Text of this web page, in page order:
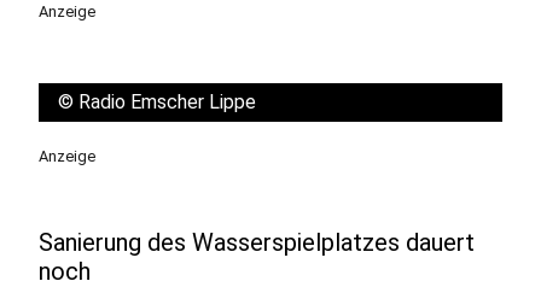
Anzeige
© Radio Emscher Lippe
Anzeige
Sanierung des Wasserspielplatzes dauert
noch